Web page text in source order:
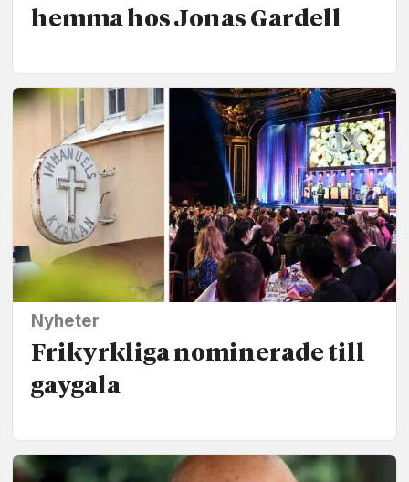
hemma hos Jonas Gardell
Nyheter
Frikyrkliga nominerade till
gaygala